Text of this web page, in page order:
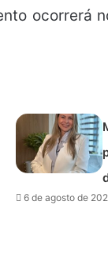
ocorrerá
6 de agosto de